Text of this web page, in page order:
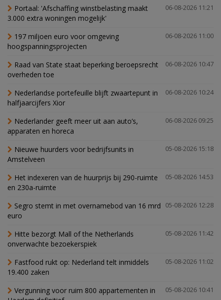
06-08-2026 11:21
Portaal: 'Afschaffing winstbelasting maakt
3.000 extra woningen mogelijk'
06-08-2026 11:00
197 miljoen euro voor omgeving
hoogspanningsprojecten
06-08-2026 10:47
Raad van State staat beperking beroepsrecht
overheden toe
06-08-2026 10:24
Nederlandse portefeuille blijft zwaartepunt in
halfjaarcijfers Xior
06-08-2026 09:25
Nederlander geeft meer uit aan auto’s,
apparaten en horeca
05-08-2026 15:18
Nieuwe huurders voor bedrijfsunits in
Amstelveen
05-08-2026 14:53
Het indexeren van de huurprijs bij 290-ruimte
en 230a-ruimte
05-08-2026 12:28
Segro stemt in met overnamebod van 16 mrd
euro
05-08-2026 11:42
Hitte bezorgt Mall of the Netherlands
onverwachte bezoekerspiek
05-08-2026 11:02
Fastfood rukt op: Nederland telt inmiddels
19.400 zaken
05-08-2026 10:41
Vergunning voor ruim 800 appartementen in